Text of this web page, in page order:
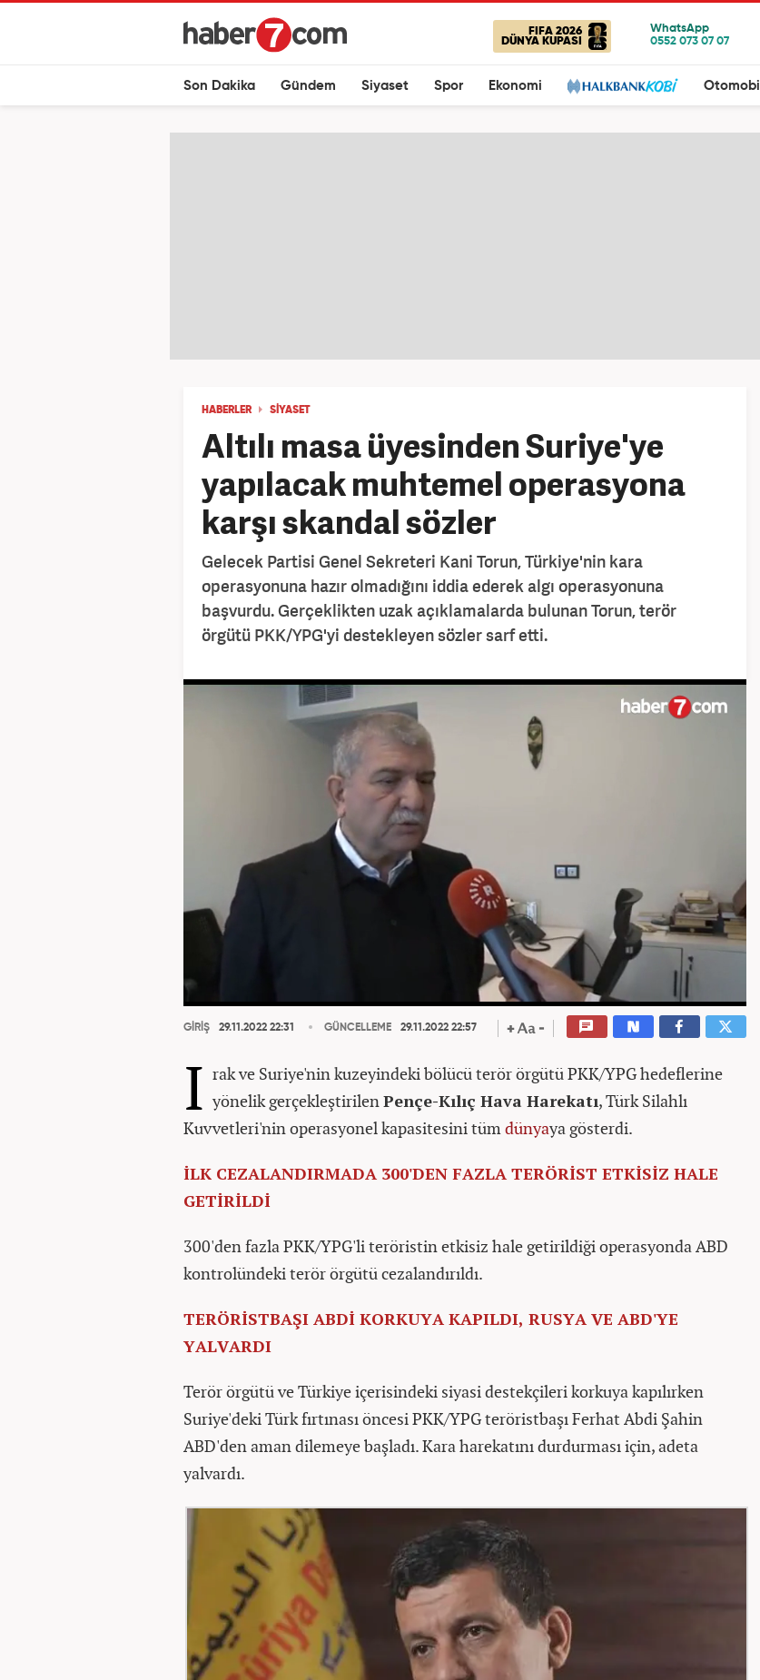
FIFA 2026
DÜNYA KUPASI
Son Dakika Gündem Siyaset Spor Ekonomi Otomobil
HABERLER SİYASET
Altılı masa üyesinden Suriye'ye
yapılacak muhtemel operasyona
karşı skandal sözler
Gelecek Partisi Genel Sekreteri Kani Torun, Türkiye'nin kara
operasyonuna hazır olmadığını iddia ederek algı operasyonuna
başvurdu. Gerçeklikten uzak açıklamalarda bulunan Torun, terör
örgütü PKK/YPG'yi destekleyen sözler sarf etti.
GİRİŞ 29.11.2022 22:31 GÜNCELLEME 29.11.2022 22:57
I rak ve Suriye'nin kuzeyindeki bölücü terör örgütü PKK/YPG hedeflerine
yönelik gerçekleştirilenPençe-Kılıç Hava Harekatı,Türk Silahlı
Kuvvetleri'nin operasyonel kapasitesini tümdünyaya gösterdi.
İLK CEZALANDIRMADA 300'DEN FAZLA TERÖRİST ETKİSİZ HALE
GETİRİLDİ
300'den fazla PKK/YPG'li teröristin etkisiz hale getirildiği operasyonda ABD
kontrolündeki terör örgütü cezalandırıldı.
TERÖRİSTBAŞI ABDİ KORKUYA KAPILDI, RUSYA VE ABD'YE
YALVARDI
Terör örgütü ve Türkiye içerisindeki siyasi destekçileri korkuya kapılırken
Suriye'deki Türk fırtınası öncesi PKK/YPG teröristbaşı Ferhat Abdi Şahin
ABD'den aman dilemeye başladı. Kara harekatını durdurması için, adeta
yalvardı.